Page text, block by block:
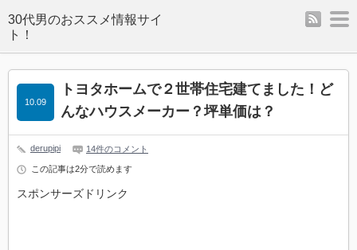
rss
トヨタホームで２世帯住宅建てました！ど
んなハウスメーカー？坪単価は？
10.09
derupipi 14件のコメント
この記事は2分で読めます
スポンサーズドリンク